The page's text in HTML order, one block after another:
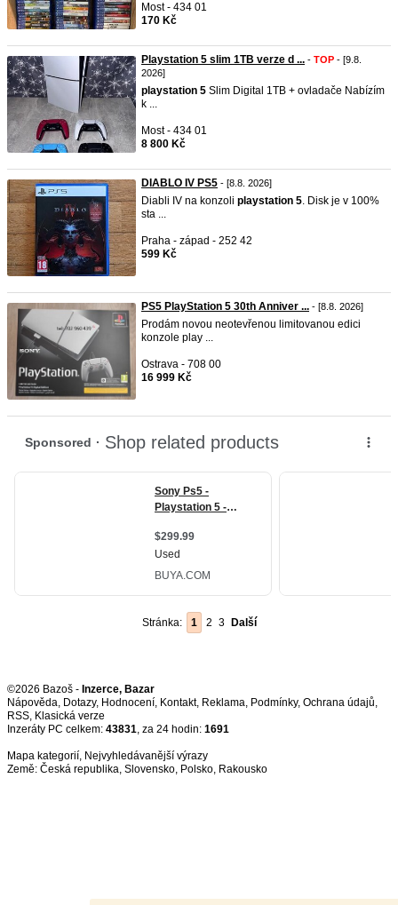
Most - 434 01
170 Kč
Playstation 5 slim 1TB verze d ... - TOP - [9.8.
2026]
playstation 5 Slim Digital 1TB + ovladače Nabízím
k ...
Most - 434 01
8 800 Kč
DIABLO IV PS5 - [8.8. 2026]
Diabli IV na konzoli playstation 5. Disk je v 100%
sta ...
Praha - západ - 252 42
599 Kč
PS5 PlayStation 5 30th Anniver ... - [8.8. 2026]
Prodám novou neotevřenou limitovanou edici
konzole play ...
Ostrava - 708 00
16 999 Kč
Stránka: 1 2 3 Další
©2026 Bazoš - Inzerce, Bazar
Nápověda, Dotazy, Hodnocení, Kontakt, Reklama, Podmínky, Ochrana údajů,
RSS,
Inzeráty PC celkem: 43831, za 24 hodin: 1691
Mapa kategorií, Nejvyhledávanější výrazy
Země: Česká republika, Slovensko, Polsko, Rakousko